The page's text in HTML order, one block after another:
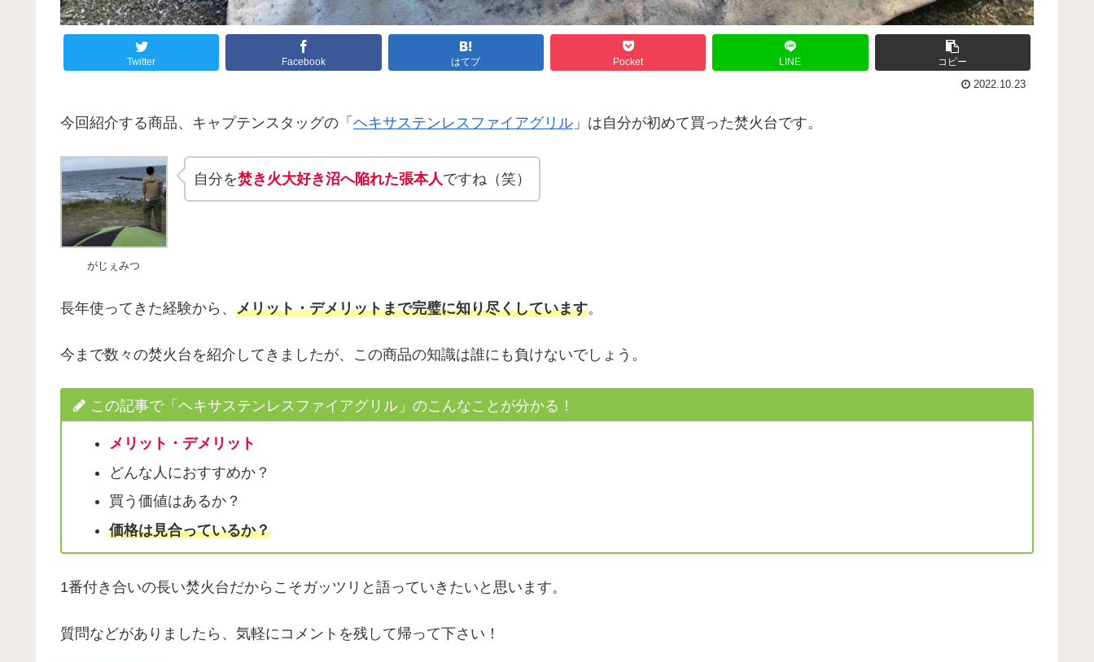
Twitter Facebook はてブ Pocket LINE コピー
2022.10.23
今回紹介する商品、キャプテンスタッグの「 ヘキサステンレスファイアグリル 」は自分が初めて買った焚火台です。
がじぇみつ
自分を焚き火大好き沼へ陥れた張本人ですね（笑）
長年使ってきた経験から、 メリット・デメリットまで完璧に知り尽くしています。
今まで数々の焚火台を紹介してきましたが、この商品の知識は誰にも負けないでしょう。
この記事で「ヘキサステンレスファイアグリル」のこんなことが分かる！
メリット・デメリット
どんな人におすすめか？
買う価値はあるか？
価格は見合っているか？
1番付き合いの長い焚火台だからこそガッツリと語っていきたいと思います。
質問などがありましたら、気軽にコメントを残して帰って下さい！